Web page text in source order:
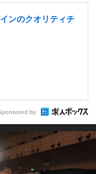
ンのクオリティチ
by